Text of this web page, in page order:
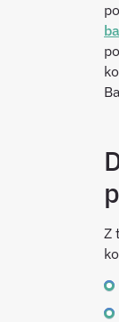
Z